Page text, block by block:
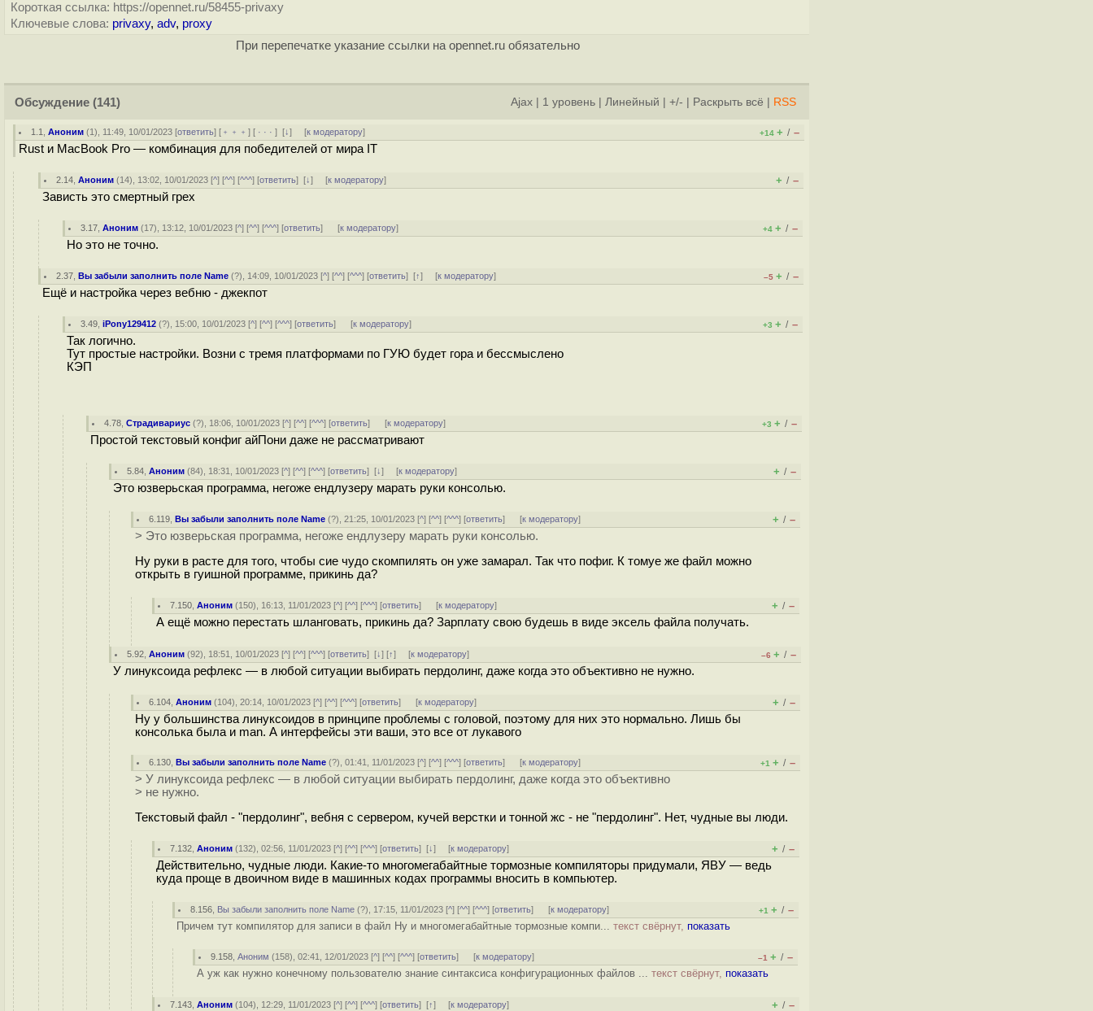
Короткая ссылка: https://opennet.ru/58455-privaxy
Ключевые слова: privaxy, adv, proxy
При перепечатке указание ссылки на opennet.ru обязательно
Обсуждение (141) Ajax 1 уровень Линейный +/- Раскрыть всё RSS
1.1 ,Аноним (1), 11:49, 10/01/2023 [ответить] [ ﹢﹢﹢] [ · · ·][↓] [к модератору] +14 + / –
Rust и MacBook Pro — комбинация для победителей от мира IT
2.14 ,Аноним (14), 13:02, 10/01/2023 [^] [^^] [^^^] [ответить][↓] [к модератору] + / –
Зависть это смертный грех
3.17 ,Аноним (17), 13:12, 10/01/2023 [^] [^^] [^^^] [ответить] [к модератору] +4 + / –
Но это не точно.
2.37 ,Вы забыли заполнить поле Name (?), 14:09, 10/01/2023 [^] [^^] [^^^] [ответить][↑] [к модератору] –5 + / –
Ещё и настройка через вебню - джекпот
3.49 ,iPony129412 (?), 15:00, 10/01/2023 [^] [^^] [^^^] [ответить] [к модератору] +3 + / –
Так логично.
Тут простые настройки. Возни с тремя платформами по ГУЮ будет гора и бессмыслено
КЭП
4.78 ,Страдивариус (?), 18:06, 10/01/2023 [^] [^^] [^^^] [ответить] [к модератору] +3 + / –
Простой текстовый конфиг айПони даже не рассматривают
5.84 ,Аноним (84), 18:31, 10/01/2023 [^] [^^] [^^^] [ответить][↓] [к модератору] + / –
Это юзверьская программа, негоже ендлузеру марать руки консолью.
6.119 ,Вы забыли заполнить поле Name (?), 21:25, 10/01/2023 [^] [^^] [^^^] [ответить] [к модератору] + / –
> Это юзверьская программа, негоже ендлузеру марать руки консолью.
Ну руки в расте для того, чтобы сие чудо скомпилять он уже замарал. Так что пофиг. К томуе же файл можно
открыть в гуишной программе, прикинь да?
7.150 ,Аноним (150), 16:13, 11/01/2023 [^] [^^] [^^^] [ответить] [к модератору] + / –
А ещё можно перестать шланговать, прикинь да? Зарплату свою будешь в виде эксель файла получать.
5.92 ,Аноним (92), 18:51, 10/01/2023 [^] [^^] [^^^] [ответить][↓] [↑] [к модератору] –6 + / –
У линуксоида рефлекс — в любой ситуации выбирать пердолинг, даже когда это объективно не нужно.
6.104 ,Аноним (104), 20:14, 10/01/2023 [^] [^^] [^^^] [ответить] [к модератору] + / –
Ну у большинства линуксоидов в принципе проблемы с головой, поэтому для них это нормально. Лишь бы
консолька была и man. А интерфейсы эти ваши, это все от лукавого
6.130 ,Вы забыли заполнить поле Name (?), 01:41, 11/01/2023 [^] [^^] [^^^] [ответить] [к модератору] +1 + / –
> У линуксоида рефлекс — в любой ситуации выбирать пердолинг, даже когда это объективно
> не нужно.
Текстовый файл - "пердолинг", вебня с сервером, кучей верстки и тонной жс - не "пердолинг". Нет, чудные вы люди.
7.132 ,Аноним (132), 02:56, 11/01/2023 [^] [^^] [^^^] [ответить][↓] [к модератору] + / –
Действительно, чудные люди. Какие-то многомегабайтные тормозные компиляторы придумали, ЯВУ — ведь
куда проще в двоичном виде в машинных кодах программы вносить в компьютер.
8.156 Вы забыли заполнить поле Name (?), 17:15, 11/01/2023 [^] [^^] [^^^] [ответить] [к модератору] +1 + / –
Причем тут компилятор для записи в файл Ну и многомегабайтные тормозные компи... текст свёрнут, показать
9.158 ,Аноним (158), 02:41, 12/01/2023 [^] [^^] [^^^] [ответить] [к модератору] –1 + / –
А уж как нужно конечному пользователю знание синтаксиса конфигурационных файлов ... текст свёрнут, показать
7.143 ,Аноним (104), 12:29, 11/01/2023 [^] [^^] [^^^] [ответить][↑] [к модератору] + / –